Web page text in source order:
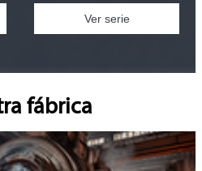
Ver serie
fábrica